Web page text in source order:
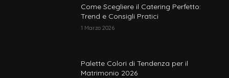
Come Scegliere il Catering Perfetto:
Trend e Consigli Pratici
1 Marzo 2026
Palette Colori di Tendenza per il
Matrimonio 2026